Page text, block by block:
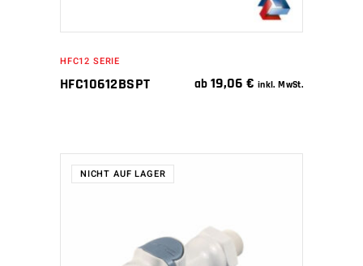
HFC12 SERIE
HFC10612BSPT ab 19,06€ inkl. MwSt.
NICHT AUF LAGER